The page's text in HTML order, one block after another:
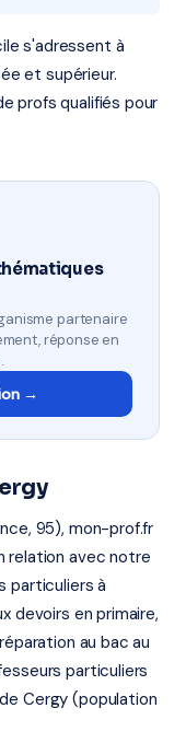
s'adressent à
et supérieur.
profs qualifiés pour
partenaire
réponse en
→
95), mon-prof.fr
relation avec notre
particuliers à
devoirs en primaire,
au bac au
particuliers
Cergy (population